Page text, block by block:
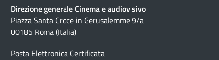
Direzione generale Cinema e audiovisivo
Piazza Santa Croce in Gerusalemme 9/a
00185 Roma (Italia)
Posta Elettronica Certificata